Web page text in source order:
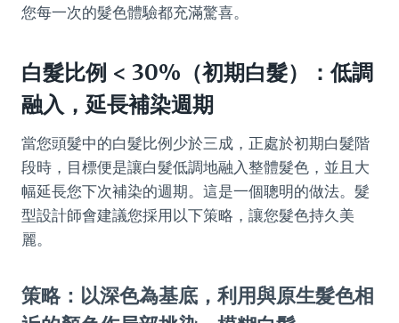
您每一次的髮色體驗都充滿驚喜。
白髮比例 < 30%（初期白髮）：低調
融入，延長補染週期
當您頭髮中的白髮比例少於三成，正處於初期白髮階
段時，目標便是讓白髮低調地融入整體髮色，並且大
幅延長您下次補染的週期。這是一個聰明的做法。髮
型設計師會建議您採用以下策略，讓您髮色持久美
麗。
策略：以深色為基底，利用與原生髮色相